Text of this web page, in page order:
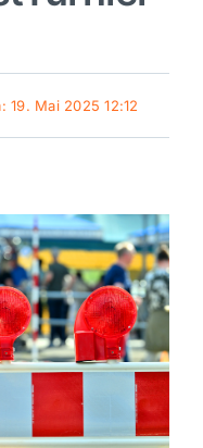
19. Mai 2025 12:12